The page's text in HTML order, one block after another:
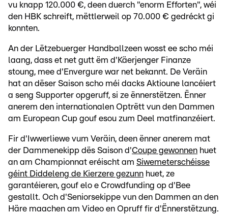
vu knapp 120.000 €, deen duerch "enorm Efforten", wéi
den HBK schreift, mëttlerweil op 70.000 € gedréckt gi
konnten.
An der Lëtzebuerger Handballzeen wosst ee scho méi
laang, dass et net gutt ëm d'Käerjenger Finanze
stoung, mee d'Envergure war net bekannt. De Veräin
hat an dëser Saison scho méi dacks Aktioune lancéiert
a seng Supporter opgeruff, si ze ënnerstëtzen. Ënner
anerem den internationalen Optrëtt vun den Dammen
am European Cup gouf esou zum Deel matfinanzéiert.
Fir d'Iwwerliewe vum Veräin, deen ënner anerem mat
der Dammenekipp dës Saison d'Coupe gewonnen huet
an am Championnat eréischt am Siwemeterschéisse
géint Diddeleng de Kierzere gezunn huet, ze
garantéieren, gouf elo e Crowdfunding op d'Bee
gestallt. Och d'Seniorsekippe vun den Dammen an den
Häre maachen am Video en Opruff fir d'Ënnerstëtzung.